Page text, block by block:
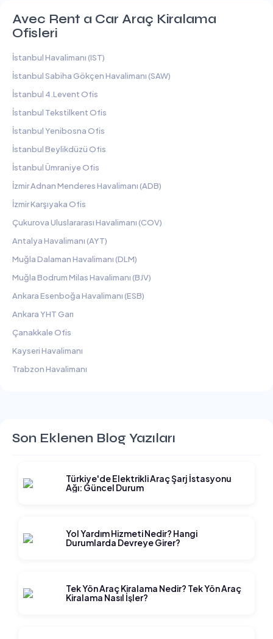
Avec Rent a Car Araç Kiralama
Ofisleri
İstanbul Havalimanı (IST)
İstanbul Sabiha Gökçen Havalimanı (SAW)
İstanbul 4.Levent Ofis
İstanbul Tekstilkent Ofis
İstanbul Yenibosna Ofis
İstanbul Beylikdüzü Ofis
İstanbul Ümraniye Ofis
İzmir Adnan Menderes Havalimanı (ADB)
İzmir Karşıyaka Ofis
Çukurova Uluslararası Havalimanı (COV)
Antalya Havalimanı (AYT)
Muğla Dalaman Havalimanı (DLM)
Muğla Bodrum Milas Havalimanı (BJV)
Ankara Esenboğa Havalimanı (ESB)
Ankara YHT Garı
Çanakkale Ofis
Kayseri Havalimanı
Trabzon Havalimanı
Son Eklenen Blog Yazıları
Türkiye'de Elektrikli Araç Şarj İstasyonu
Ağı: Güncel Durum
Yol Yardım Hizmeti Nedir? Hangi
Durumlarda Devreye Girer?
Tek Yön Araç Kiralama Nedir? Tek Yön Araç
Kiralama Nasıl İşler?